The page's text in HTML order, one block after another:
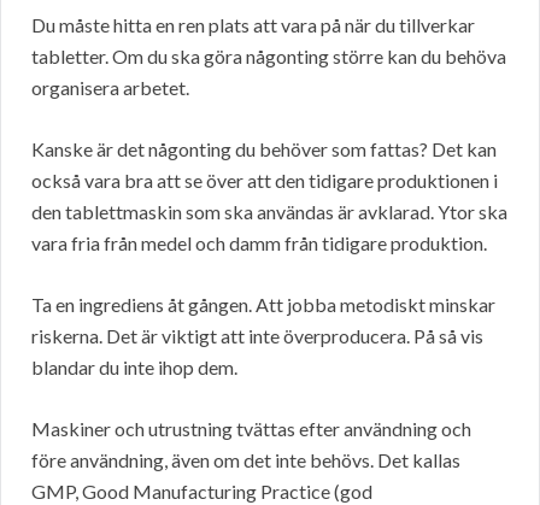
Du måste hitta en ren plats att vara på när du tillverkar
tabletter. Om du ska göra någonting större kan du behöva
organisera arbetet.
Kanske är det någonting du behöver som fattas? Det kan
också vara bra att se över att den tidigare produktionen i
den tablettmaskin som ska användas är avklarad. Ytor ska
vara fria från medel och damm från tidigare produktion.
Ta en ingrediens åt gången. Att jobba metodiskt minskar
riskerna. Det är viktigt att inte överproducera. På så vis
blandar du inte ihop dem.
Maskiner och utrustning tvättas efter användning och
före användning, även om det inte behövs. Det kallas
GMP, Good Manufacturing Practice (god